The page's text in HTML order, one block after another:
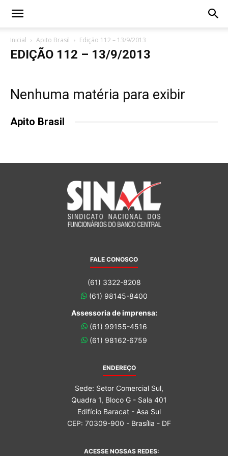
Inicial Apito Brasil Edição 112 – 13/9/2013
EDIÇÃO 112 – 13/9/2013
Nenhuma matéria para exibir
Apito Brasil
FALE CONOSCO
(61) 3322-8208
(61) 98145-8400
Assessoria de imprensa:
(61) 99155-4516
(61) 98162-6759
ENDEREÇO
Sede: Setor Comercial Sul,
Quadra 1, Bloco G - Sala 401
Edifício Baracat - Asa Sul
CEP: 70309-900 - Brasília - DF
ACESSE NOSSAS REDES: